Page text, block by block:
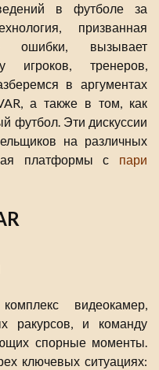
в футболе за
призванная
ошибки, вызывает
игроков, тренеров,
в аргументах
а также в том, как
футбол. Эти дискуссии
на различных
платформы с пари
видеокамер,
ракурсов, и команду
спорные моменты.
ключевых ситуациях: